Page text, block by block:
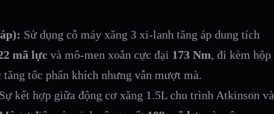
Sử dụng cỗ máy xăng 3 xi-lanh tăng áp dung tích
mã lực và mô-men xoắn cực đại 173 Nm, đi kèm hộp
tốc phấn khích nhưng vẫn mượt mà.
Sự kết hợp giữa động cơ xăng 1.5L chu trình Atkinson và